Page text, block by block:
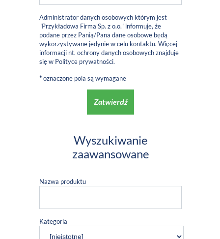
Administrator danych osobowych którym jest
"Przykładowa Firma Sp. z o.o." informuje, że
podane przez Panią/Pana dane osobowe będą
wykorzystywane jedynie w celu kontaktu. Więcej
informacji nt. ochrony danych osobowych znajduje
się w Polityce prywatności.
*oznaczone pola są wymagane
Zatwierdź
Wyszukiwanie
zaawansowane
Nazwa produktu
Kategoria